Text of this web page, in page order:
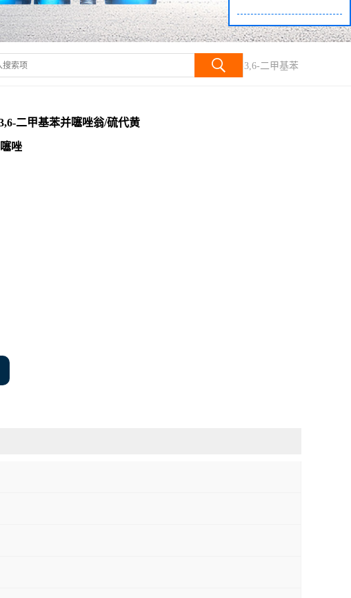
噻唑翁/硫代黄色素T/盐基嫩黄/2-[4-(二甲基氨基)苯基]-3,6-二甲基苯
二甲基苯并噻唑翁/硫代黄
唑